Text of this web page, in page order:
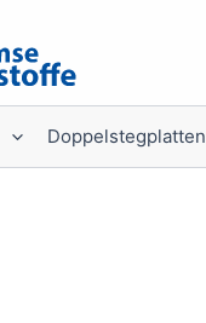
Doppelstegplatten